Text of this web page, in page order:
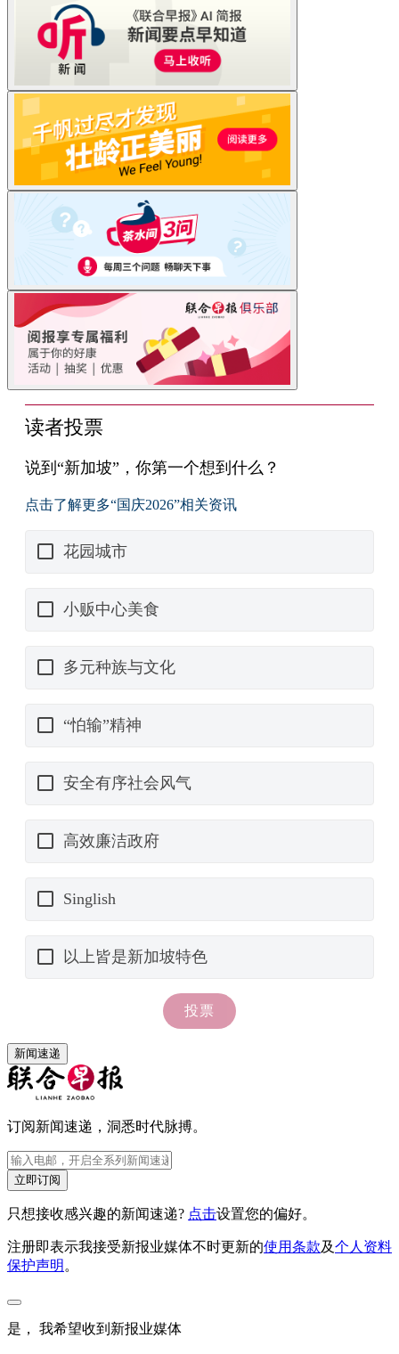
新闻速递
订阅新闻速递，洞悉时代脉搏。
立即订阅
只想接收感兴趣的新闻速递? 点击设置您的偏好。
注册即表示我接受新报业媒体不时更新的使用条款及个人资料
保护声明 。
是， 我希望收到新报业媒体